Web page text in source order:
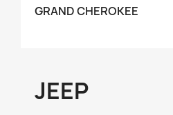
GRAND CHEROKEE
JEEP